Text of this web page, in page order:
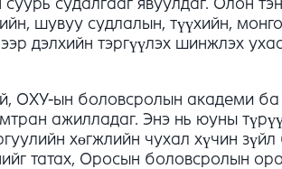
шувуу судлалын, түүхийн,
дэлхийн тэргүүлэх шинжлэх
ОХУ-ын боловсролын академи
ажилладаг. Энэ нь юуны
хөгжлийн чухал хүчин
татах, Оросын боловсролын